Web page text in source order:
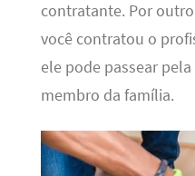
contratante. Por
você contratou o
ele pode passear
membro da família.